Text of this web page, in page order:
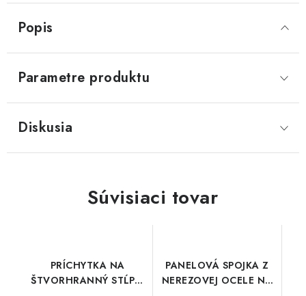
Popis
Parametre produktu
Diskusia
Súvisiaci tovar
PRÍCHYTKA NA
ŠTVORHRANNÝ STĹPIK
PANELOVÁ SPOJKA Z
NEREZOVEJ OCELE NA